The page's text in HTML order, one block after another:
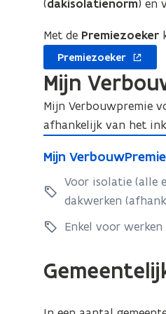
dakisolatie
(dakisolatienorm) en
Met de Premiezoeker
Premiezoeker
nieuw
venster
Mijn
Mijn Verbouwpremie
afhankelijk van het
i
n
V
b
Mijn
M
j
V
b
u
Voor isolatie (alle
dakwerken
Enkel voor